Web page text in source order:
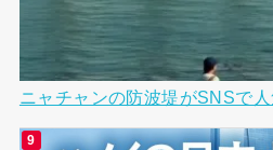
ニャチャンの防波堤がSNSで